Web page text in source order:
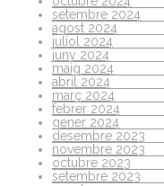
setembre 2024
agost 2024
juliol 2024
juny 2024
maig 2024
abril 2024
març 2024
febrer 2024
gener 2024
desembre 2023
novembre 2023
octubre 2023
setembre 2023